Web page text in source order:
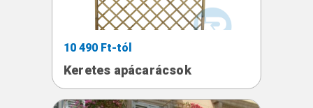
10 490 Ft-tól
Keretes apácarácsok